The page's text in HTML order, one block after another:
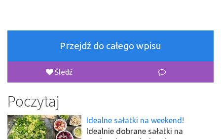
Przejdź do całego wpisu
Śledź
Poczytaj
Idealne sałatki na weekend!
Idealnie dobrane sałatki na